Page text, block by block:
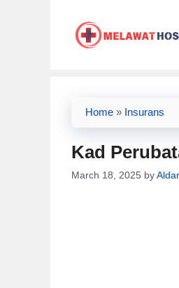
Home » Insurans
Kad
March 18, 2025 by